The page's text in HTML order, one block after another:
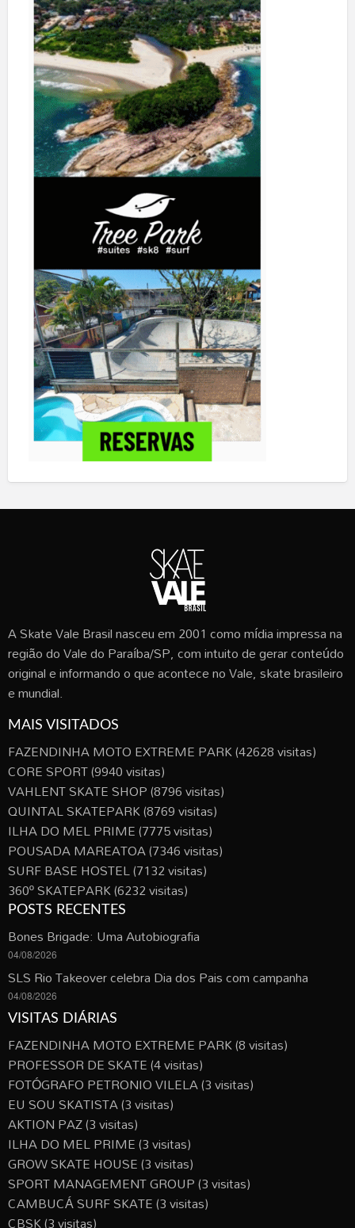
A Skate Vale Brasil nasceu em 2001 como mídia impressa na
região do Vale do Paraíba/SP, com intuito de gerar conteúdo
original e informando o que acontece no Vale, skate brasileiro
e mundial.
MAIS VISITADOS
FAZENDINHA MOTO EXTREME PARK(42628 visitas)
CORE SPORT(9940 visitas)
VAHLENT SKATE SHOP(8796 visitas)
QUINTAL SKATEPARK(8769 visitas)
ILHA DO MEL PRIME(7775 visitas)
POUSADA MAREATOA(7346 visitas)
SURF BASE HOSTEL(7132 visitas)
360º SKATEPARK(6232 visitas)
POSTS RECENTES
Bones Brigade: Uma Autobiografia
04/08/2026
SLS Rio Takeover celebra Dia dos Pais com campanha
04/08/2026
VISITAS DIÁRIAS
FAZENDINHA MOTO EXTREME PARK(8 visitas)
PROFESSOR DE SKATE(4 visitas)
FOTÓGRAFO PETRONIO VILELA(3 visitas)
EU SOU SKATISTA(3 visitas)
AKTION PAZ(3 visitas)
ILHA DO MEL PRIME(3 visitas)
GROW SKATE HOUSE(3 visitas)
SPORT MANAGEMENT GROUP(3 visitas)
CAMBUCÁ SURF SKATE(3 visitas)